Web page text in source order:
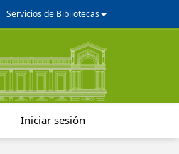
Servicios de Bibliotecas
Iniciar sesión